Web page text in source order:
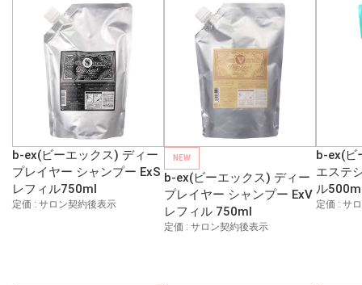
b-ex(ビーエックス) ディー
プレイヤー シャンプー ExS
レフィル750ml
定価 : サロン契約後表示
NEW
b-ex(ビーエックス) ディー
プレイヤー シャンプー ExV
レフィル 750ml
定価 : サロン契約後表示
b-ex(ビ
エステ
ル
定価 : サ